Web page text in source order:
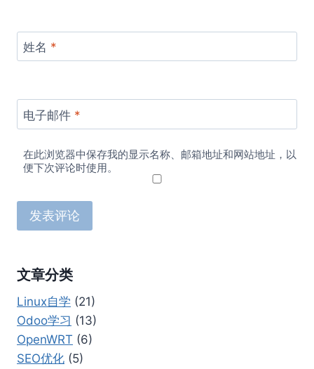
姓名 *
电子邮件 *
在此浏览器中保存我的显示名称、邮箱地址和网站地址，以
便下次评论时使用。
文章分类
Linux自学 (21)
Odoo学习 (13)
OpenWRT (6)
SEO优化 (5)